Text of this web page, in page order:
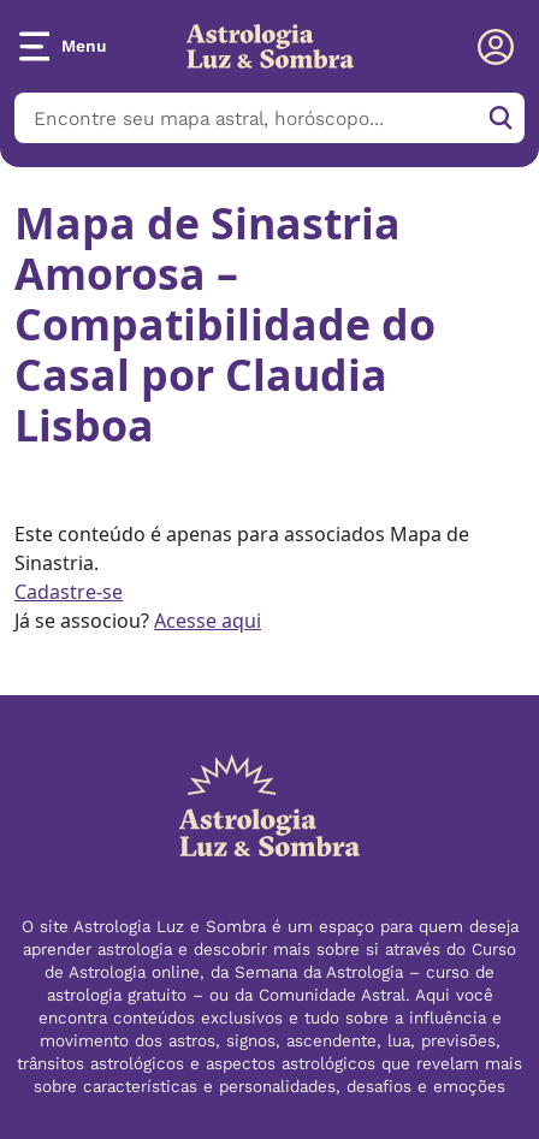
Menu
Mapa de Sinastria
Amorosa –
Compatibilidade do
Casal por Claudia
Lisboa
Este conteúdo é apenas para associados Mapa de
Sinastria.
Cadastre-se
Já se associou?Acesse aqui
O site Astrologia Luz e Sombra é um espaço para quem deseja
aprender astrologia e descobrir mais sobre si através do Curso
de Astrologia online, da Semana da Astrologia – curso de
astrologia gratuito – ou da Comunidade Astral. Aqui você
encontra conteúdos exclusivos e tudo sobre a influência e
movimento dos astros, signos, ascendente, lua, previsões,
trânsitos astrológicos e aspectos astrológicos que revelam mais
sobre características e personalidades, desafios e emoções